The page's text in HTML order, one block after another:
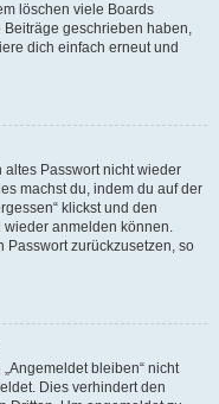
löschen viele Boards
geschrieben haben,
dich einfach erneut und
altes Passwort nicht wieder
machst du, indem du auf der
klickst und den
anmelden können.
Passwort zurückzusetzen, so
bleiben“ nicht
Dies verhindert den